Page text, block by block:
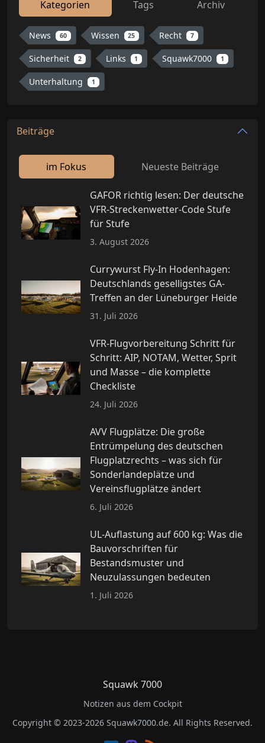
Kategorien Tags Archiv
News 60 Wissen 25 Recht 7
Sicherheit 2 Links 1 Squawk7000 1
Unterhaltung 1
Beiträge
im Fokus Neueste Beiträge
GAFOR richtig lesen: Der deutsche
VFR-Streckenwetter-Code Stufe
für Stufe
3. August 2026
Currywurst Fly-In Hodenhagen:
Deutschlands geselligstes GA-
Treffen an der Lüneburger Heide
31. Juli 2026
VFR-Flugvorbereitung Schritt für
Schritt: AIP, NOTAM, Wetter, Sprit
und Masse – die komplette
Checkliste
24. Juli 2026
AVV Flugplätze: Die große
Entrümpelung des deutschen
Flugplatzrechts – was sich für
Sonderlandeplätze und
Vereinsflugplätze ändert
6. Juli 2026
UL-Auflastung auf 600 kg: Was die
Bauvorschriften für
Bestandsmuster und
Neuzulassungen bedeuten
1. Juli 2026
Squawk 7000
Notizen aus dem Cockpit
Copyright © 2023-2026 Squawk7000.de. All Rights Reserved.